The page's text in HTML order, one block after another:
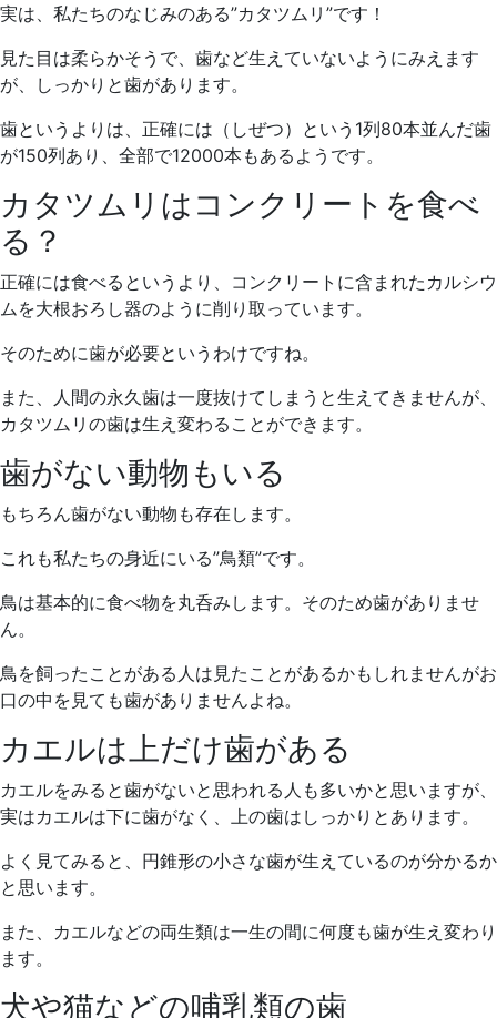
実は、私たちのなじみのある”カタツムリ”です！
見た目は柔らかそうで、歯など生えていないようにみえます
が、しっかりと歯があります。
歯というよりは、正確には（しぜつ）という1列80本並んだ歯
が150列あり、全部で12000本もあるようです。
カタツムリはコンクリートを食べ
る？
正確には食べるというより、コンクリートに含まれたカルシウ
ムを大根おろし器のように削り取っています。
そのために歯が必要というわけですね。
また、人間の永久歯は一度抜けてしまうと生えてきませんが、
カタツムリの歯は生え変わることができます。
歯がない動物もいる
もちろん歯がない動物も存在します。
これも私たちの身近にいる”鳥類”です。
鳥は基本的に食べ物を丸呑みします。そのため歯がありませ
ん。
鳥を飼ったことがある人は見たことがあるかもしれませんがお
口の中を見ても歯がありませんよね。
カエルは上だけ歯がある
カエルをみると歯がないと思われる人も多いかと思いますが、
実はカエルは下に歯がなく、上の歯はしっかりとあります。
よく見てみると、円錐形の小さな歯が生えているのが分かるか
と思います。
また、カエルなどの両生類は一生の間に何度も歯が生え変わり
ます。
犬や猫などの哺乳類の歯